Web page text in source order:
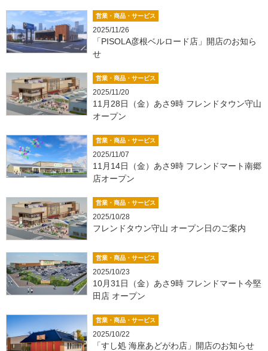
営業・商品・サービス
2025/11/26
「PISOLA彦根ベルロード店」開店のお知ら
せ
営業・商品・サービス
2025/11/20
11月28日（金）あさ9時 フレンドタウン守山
オープン
営業・商品・サービス
2025/11/07
11月14日（金）あさ9時 フレンドマート南郷
店オープン
営業・商品・サービス
2025/10/28
フレンドタウン守山 オープン日のご案内
営業・商品・サービス
2025/10/23
10月31日（金）あさ9時 フレンドマート今堅
田店 オープン
営業・商品・サービス
2025/10/22
「すし処 海座あどがわ店」開店のお知らせ